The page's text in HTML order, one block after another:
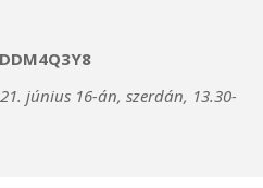
június 16-án, szerdán, 13.30-